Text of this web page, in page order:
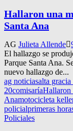
Hallaron una
Santa Ana
AG Julieta Allende
El hallazgo se
Parque Santa Ana.
nuevo hallazgo de...
ag noticiasalta
20comisaríaHallaron
Anamotocicleta
policialprimeras
Policiales